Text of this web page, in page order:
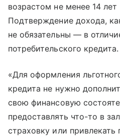
возрастом не менее 14
Подтверждение дохода,
не обязательны — в
потребительского кредита.
«Для оформления
кредита не нужно
свою финансовую
предоставлять что-то в
страховку или